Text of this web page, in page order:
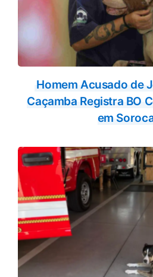
Homem Acusado de
Caçamba Registra BO
em